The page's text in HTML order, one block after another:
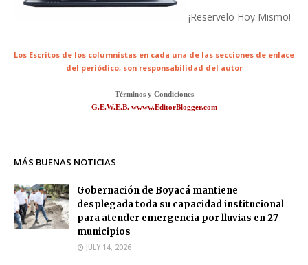
¡Reservelo Hoy Mismo!
Los Escritos de los columnistas en cada una de las secciones de enlace
del periódico, son responsabilidad del autor
Términos y Condiciones
G.E.W.E.B. wwww.EditorBlogger.com
MÁS BUENAS NOTICIAS
Gobernación de Boyacá mantiene
desplegada toda su capacidad institucional
para atender emergencia por lluvias en 27
municipios
JULY 14, 2026